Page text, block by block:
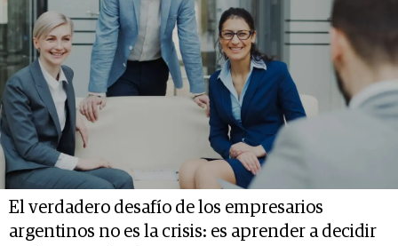
El verdadero desafío de los empresarios
argentinos no es la crisis: es aprender a decidir